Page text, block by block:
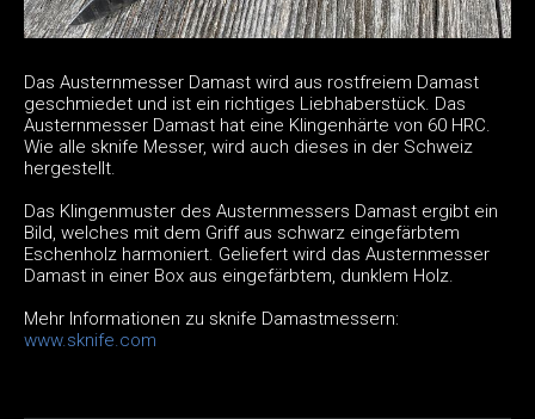
Das Austernmesser Damast wird aus rostfreiem Damast
geschmiedet und ist ein richtiges Liebhaberstück. Das
Austernmesser Damast hat eine Klingenhärte von 60 HRC.
Wie alle sknife Messer, wird auch dieses in der Schweiz
hergestellt.
Das Klingenmuster des Austernmessers Damast ergibt ein
Bild, welches mit dem Griff aus schwarz eingefärbtem
Eschenholz harmoniert. Geliefert wird das Austernmesser
Damast in einer Box aus eingefärbtem, dunklem Holz.
Mehr Informationen zu sknife Damastmessern:
www.sknife.com